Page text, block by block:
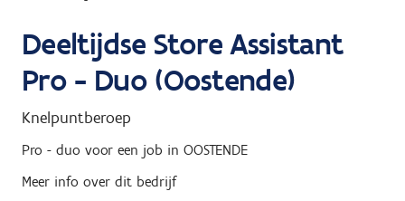
n
a
r
Deeltijdse Store Assistant
Pro - Duo (Oostende)
Knelpuntberoep
Pro - duo voor een job in OOSTENDE
Meer info over dit bedrijf